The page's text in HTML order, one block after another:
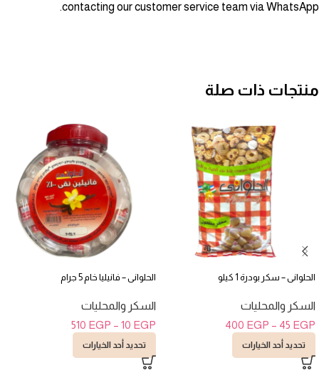
contacting our customer service team via WhatsApp.
منتجات ذات صلة
الحلوانى – سكر بودرة 1 كيلو
السكر والمحليات
45 EGP
–
400 EGP
تحديد أحد الخيارات
الحلوانى – فانيليا خام 5 جرام
السكر والمحليات
10 EGP
–
510 EGP
تحديد أحد الخيارات